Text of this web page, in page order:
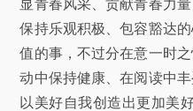
显青春风采、贡献青春力
保持乐观积极、包容豁达
值的事，不过分在意一时
动中保持健康、在阅读中
以美好自我创造出更加美